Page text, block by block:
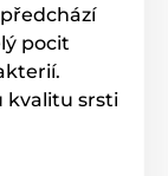
pocit
kvalitu srsti